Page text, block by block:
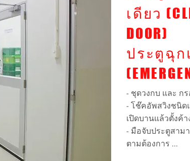
เดียว
DOOR)
ประตูฉุก
- ชุดวงกบ และ ก
- โช๊คอัพสวิงชนิด
เปิดบานแล้วตั้งค้า
- มือจับประตูสาม
ตามต้องการ ...